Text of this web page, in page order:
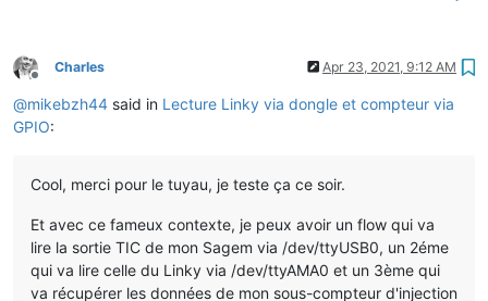
Offline
Charles Apr 23, 2021, 9:12 AM
@mikebzh44 said in Lecture Linky via dongle et compteur via
GPIO:
Cool, merci pour le tuyau, je teste ça ce soir.
Et avec ce fameux contexte, je peux avoir un flow qui va
lire la sortie TIC de mon Sagem via /dev/ttyUSB0, un 2éme
qui va lire celle du Linky via /dev/ttyAMA0 et un 3ème qui
va récupérer les données de mon sous-compteur d'injection